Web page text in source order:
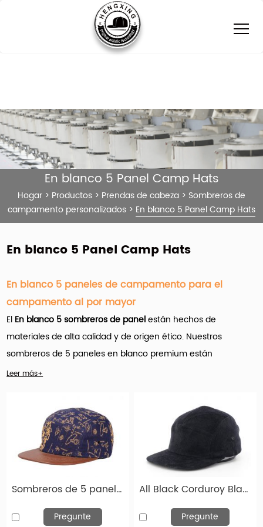
En blanco 5 Panel Camp Hats
Hogar > Productos > Prendas de cabeza > Sombreros de
campamento personalizados > En blanco 5 Panel Camp Hats
En blanco 5 Panel Camp Hats
En blanco 5 paneles de campamento para el
campamento al por mayor
El En blanco 5 sombreros de panelestán hechos de
materiales de alta calidad y de origen ético. Nuestros
sombreros de 5 paneles en blanco premium están
disponibles en una variedad de colores, estilos y telas. Y si
crear sus propios sombreros de 5 paneles personalizados,
contáctenos.
Hengxing Caps Factory (hx-caps.com)oferta
Muchos
productos personalizados en blanco de 5 paneles para el por
mayor.Y es importante que el nombre del juego aquí sea la
personalización.
Leer más+
Sombreros de 5 paneles de 5 paneles de estilo vintage personalizado de 5 paneles con borde de cuero marrón
Pregunte
All Black Corduroy Blank 5 Panel Hat al por mayor
Pregunte